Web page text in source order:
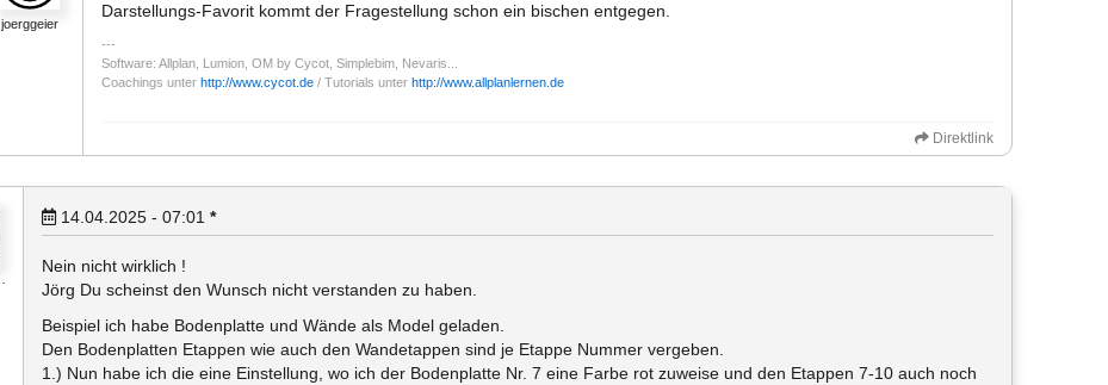
joerggeier
Darstellungs-Favorit kommt der Fragestellung schon ein bischen entgegen.
Software: Allplan, Lumion, OM by Cycot, Simplebim, Nevaris...
Coachings unter http://www.cycot.de / Tutorials unter http://www.allplanlernen.de
Direktlink
14.04.2025 - 07:01 *
Nein nicht wirklich !
Jörg Du scheinst den Wunsch nicht verstanden zu haben.
Beispiel ich habe Bodenplatte und Wände als Model geladen.
Den Bodenplatten Etappen wie auch den Wandetappen sind je Etappe Nummer vergeben.
1.) Nun habe ich die eine Einstellung, wo ich der Bodenplatte Nr. 7 eine Farbe rot zuweise und den Etappen 7-10 auch noch